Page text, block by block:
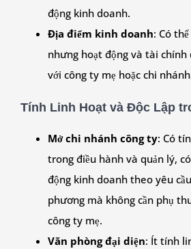
động kinh doanh.
Địa điểm kinh doanh: Có
nhưng hoạt động và tài chính
với công ty mẹ hoặc chi
Tính Linh Hoạt và Độc Lập
Mở chi nhánh công ty: Có
trong điều hành và quản lý,
động kinh doanh theo yêu
phương mà không cần phụ
công ty mẹ.
Văn phòng đại diện: Ít tính